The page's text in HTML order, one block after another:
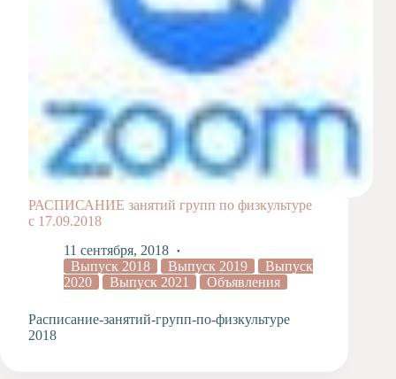
РАСПИСАНИЕ занятий групп по физкультуре
с 17.09.2018
11 сентября, 2018
Выпуск 2018
Выпуск 2019
Выпуск
2020
Выпуск 2021 Объявления
Расписание-занятий-групп-по-физкультуре
2018